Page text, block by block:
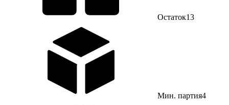
Остаток13
Мин. партия4